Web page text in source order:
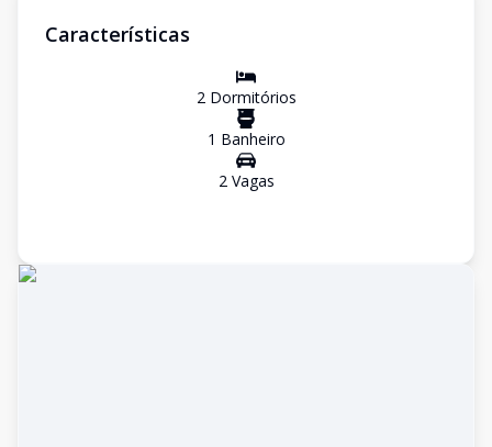
Características
2Dormitórios
1 Banheiro
2Vagas